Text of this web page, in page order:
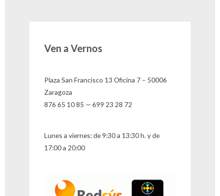
Ven a Vernos
Plaza San Francisco 13 Oficina 7 – 50006
Zaragoza
876 65 10 85 — 699 23 28 72
Lunes a viernes: de 9:30 a 13:30 h. y de
17:00 a 20:00